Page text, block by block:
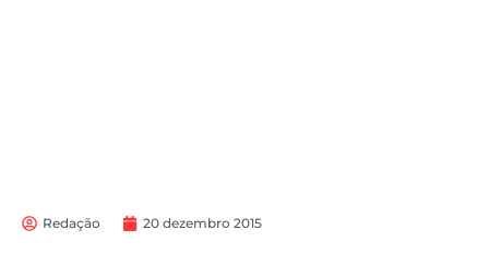
Redação 20 dezembro 2015